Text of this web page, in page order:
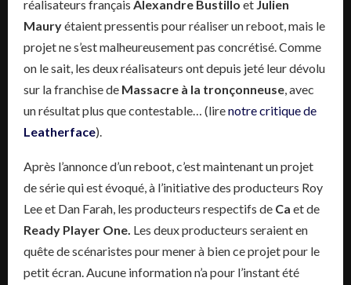
réalisateurs français Alexandre Bustillo et Julien
Mauryétaient pressentis pour réaliser un reboot, mais le
projet ne s’est malheureusement pas concrétisé. Comme
on le sait, les deux réalisateurs ont depuis jeté leur dévolu
sur la franchise de Massacre à la tronçonneuse, avec
un résultat plus que contestable… (lirenotre critique de
Leatherface).
Après l’annonce d’un reboot, c’est maintenant un projet
de série qui est évoqué, à l’initiative des producteurs Roy
Lee et Dan Farah, les producteurs respectifs de Ca et de
Ready Player One. Les deux producteurs seraient en
quête de scénaristes pour mener à bien ce projet pour le
petit écran. Aucune information n’a pour l’instant été